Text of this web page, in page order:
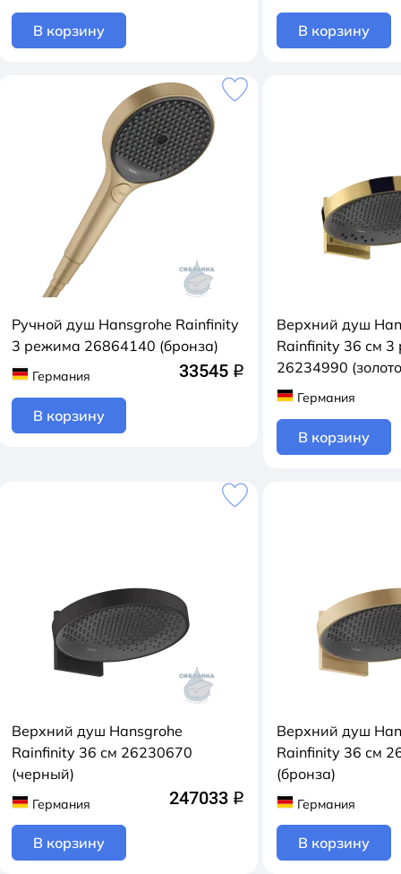
В корзину В корзину
Ручной душ Hansgrohe Rainfinity
3 режимa 26864140 (бронза)
Германия 33545 q
В корзину
Верхний душ
Rainfinity 36 см
26234990
Германия
В корзину
Верхний душ Hansgrohe
Rainfinity 36 см 26230670
(черный)
Германия 247033 q
В корзину
Верхний душ
Rainfinity 36 см 26230140
(бронза)
Германия
В корзину